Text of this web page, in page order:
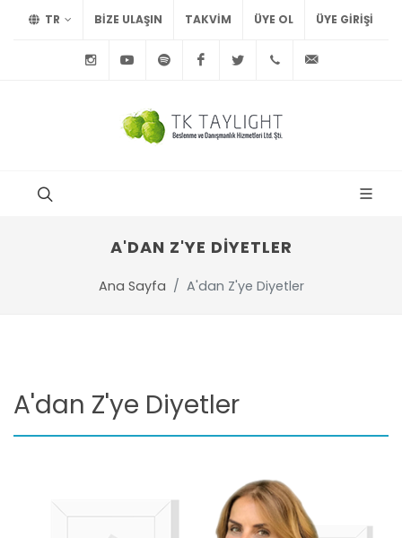
TR BİZE ULAŞIN TAKVİM ÜYE OL ÜYE GIRIŞI
InstagramYoutubeSpotify FacebookTwitter +90
A'DAN Z'YE DIYETLER
Ana Sayfa A'dan Z'ye Diyetler
A'dan Z'ye Diyetler